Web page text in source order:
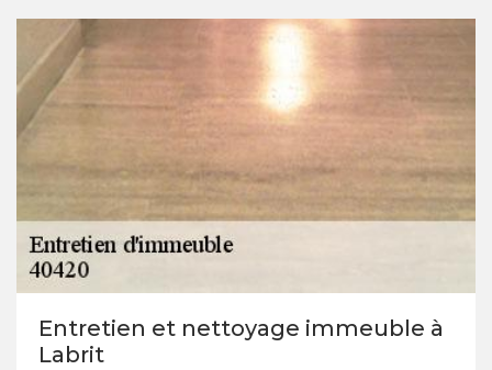
Entretien et nettoyage immeuble à
Labrit